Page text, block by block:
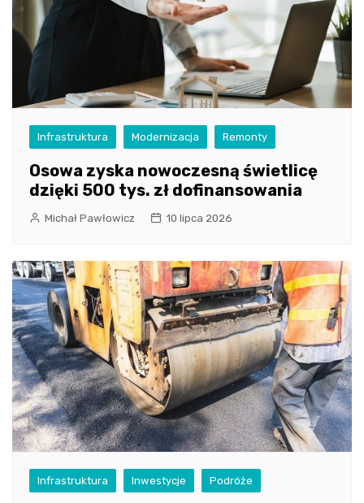
Infrastruktura Modernizacja Remonty
Osowa zyska nowoczesną świetlicę
dzięki 500 tys. zł dofinansowania
Michał Pawłowicz 10 lipca 2026
Infrastruktura Inwestycje Podróże